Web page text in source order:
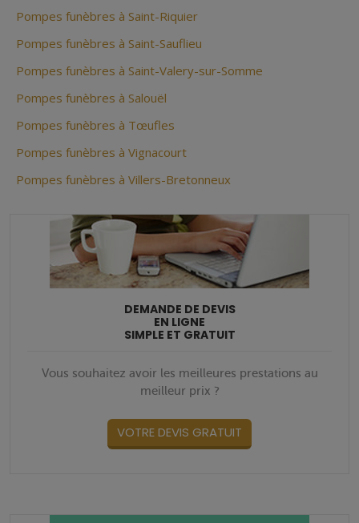
Pompes funèbres à Saint-Riquier
Pompes funèbres à Saint-Sauflieu
Pompes funèbres à Saint-Valery-sur-Somme
Pompes funèbres à Salouël
Pompes funèbres à Tœufles
Pompes funèbres à Vignacourt
Pompes funèbres à Villers-Bretonneux
DEMANDE DE DEVIS
EN LIGNE
SIMPLE ET GRATUIT
Vous souhaitez avoir les meilleures prestations au
meilleur prix ?
VOTRE DEVIS GRATUIT